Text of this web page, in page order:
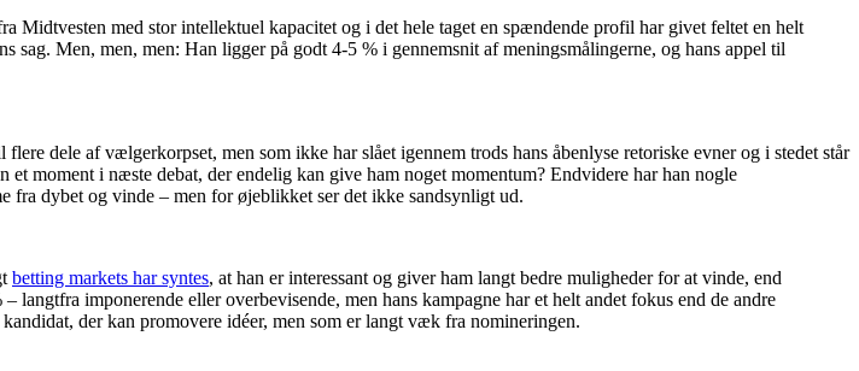
Midtvesten med stor intellektuel kapacitet og i det hele taget en spændende profil har givet feltet en helt
Men, men, men: Han ligger på godt 4-5 % i gennemsnit af meningsmålingerne, og hans appel til
dele af vælgerkorpset, men som ikke har slået igennem trods hans åbenlyse retoriske evner og i stedet står
moment i næste debat, der endelig kan give ham noget momentum? Endvidere har han nogle
fra dybet og vinde – men for øjeblikket ser det ikke sandsynligt ud.
betting markets har syntes, at han er interessant og giver ham langt bedre muligheder for at vinde, end
imponerende eller overbevisende, men hans kampagne har et helt andet fokus end de andre
der kan promovere idéer, men som er langt væk fra nomineringen.